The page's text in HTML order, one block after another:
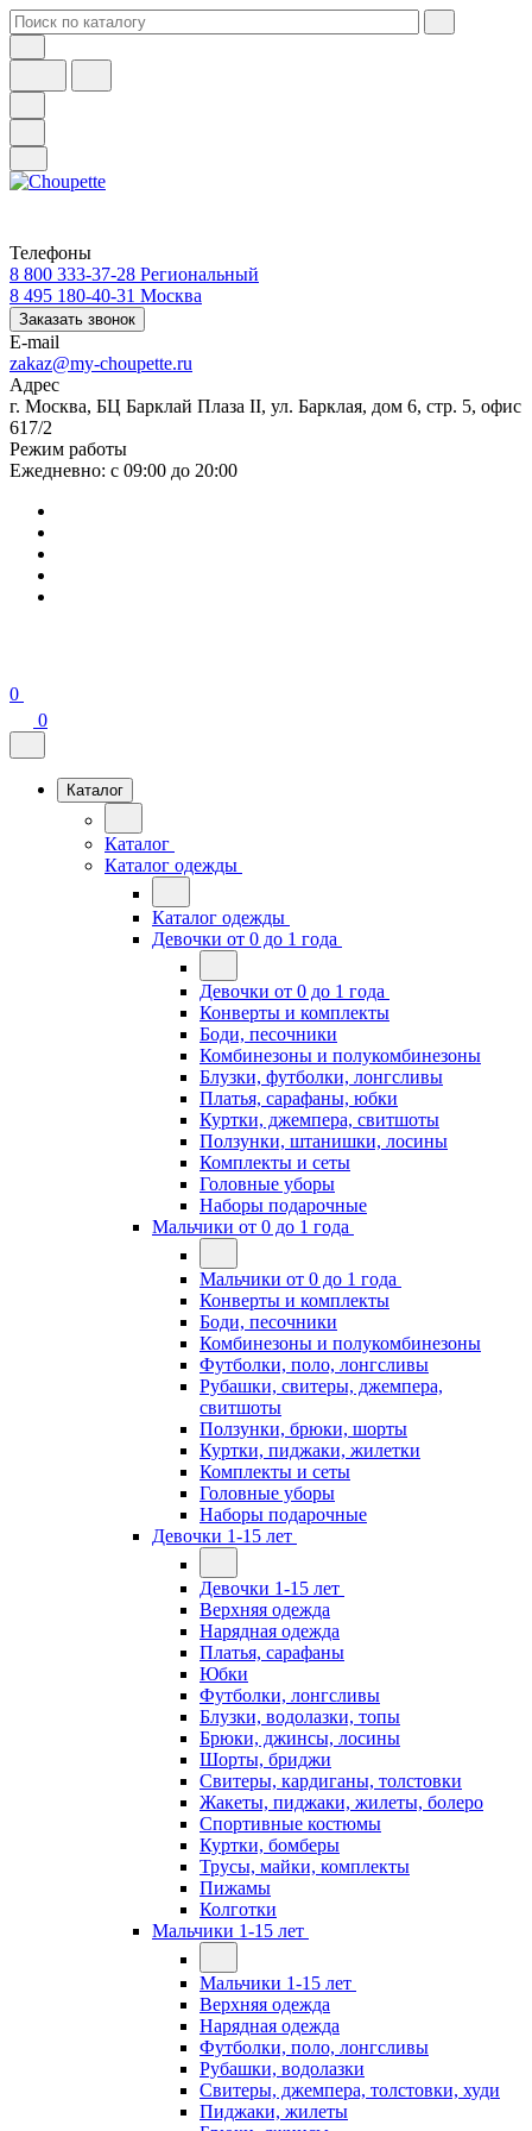
Телефоны
8 800 333-37-28 Региональный
8 495 180-40-31 Москва
Заказать звонок
E-mail
zakaz@my-choupette.ru
Адрес
г. Москва, БЦ Барклай Плаза II, ул. Барклая, дом 6, стр. 5, офис
617/2
Режим работы
Ежедневно: с 09:00 до 20:00
0
0
Каталог
Каталог
Каталог одежды
Каталог одежды
Девочки от 0 до 1 года
Девочки от 0 до 1 года
Конверты и комплекты
Боди, песочники
Комбинезоны и полукомбинезоны
Блузки, футболки, лонгсливы
Платья, сарафаны, юбки
Куртки, джемпера, свитшоты
Ползунки, штанишки, лосины
Комплекты и сеты
Головные уборы
Наборы подарочные
Мальчики от 0 до 1 года
Мальчики от 0 до 1 года
Конверты и комплекты
Боди, песочники
Комбинезоны и полукомбинезоны
Футболки, поло, лонгсливы
Рубашки, свитеры, джемпера,
свитшоты
Ползунки, брюки, шорты
Куртки, пиджаки, жилетки
Комплекты и сеты
Головные уборы
Наборы подарочные
Девочки 1-15 лет
Девочки 1-15 лет
Верхняя одежда
Нарядная одежда
Платья, сарафаны
Юбки
Футболки, лонгсливы
Блузки, водолазки, топы
Брюки, джинсы, лосины
Шорты, бриджи
Свитеры, кардиганы, толстовки
Жакеты, пиджаки, жилеты, болеро
Спортивные костюмы
Куртки, бомберы
Трусы, майки, комплекты
Пижамы
Колготки
Мальчики 1-15 лет
Мальчики 1-15 лет
Верхняя одежда
Нарядная одежда
Футболки, поло, лонгсливы
Рубашки, водолазки
Свитеры, джемпера, толстовки, худи
Пиджаки, жилеты